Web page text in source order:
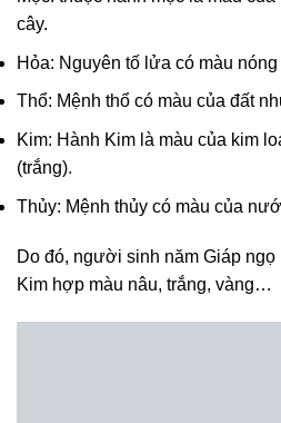
cây.
Hỏa: Nguyên tố lửa có màu
Thổ: Mệnh thổ có màu của đất
Kim: Hành Kim là màu của kim
(trắng).
Thủy: Mệnh thủy có màu của
Do đó, người sinh năm Giáp ngọ
Kim hợp màu nâu, trắng, vàng…